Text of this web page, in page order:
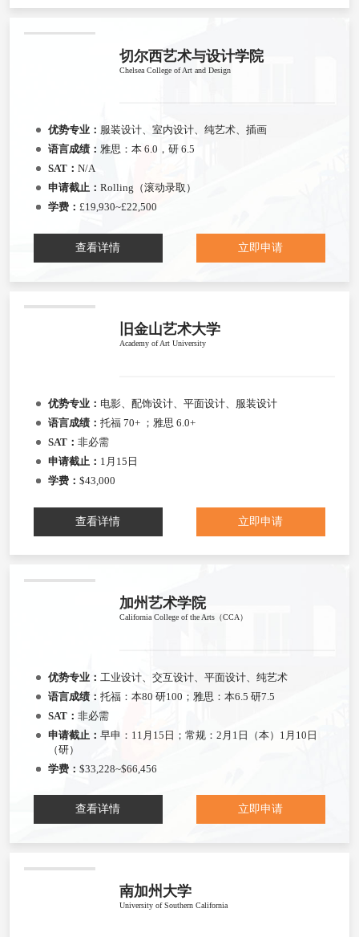
切尔西艺术与设计学院
Chelsea College of Art and Design
优势专业： 服装设计、室内设计、纯艺术、插画
语言成绩： 雅思：本 6.0，研 6.5
SAT： N/A
申请截止： Rolling（滚动录取）
学费： £19,930~£22,500
查看详情 立即申请
旧金山艺术大学
Academy of Art University
优势专业： 电影、配饰设计、平面设计、服装设计
语言成绩： 托福 70+ ；雅思 6.0+
SAT： 非必需
申请截止： 1月15日
学费： $43,000
查看详情 立即申请
加州艺术学院
California College of the Arts（CCA）
优势专业： 工业设计、交互设计、平面设计、纯艺术
语言成绩： 托福：本80 研100；雅思：本6.5 研7.5
SAT： 非必需
申请截止： 早申：11月15日；常规：2月1日（本）1月10日
（研）
学费： $33,228~$66,456
查看详情 立即申请
南加州大学
University of Southern California